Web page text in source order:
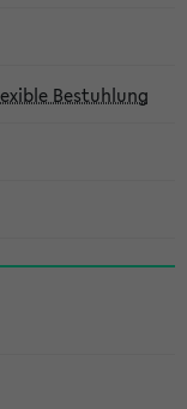
Bestuhlung